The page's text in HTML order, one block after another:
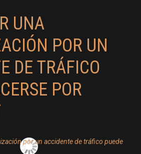
UNA
POR UN
DE TRÁFICO
POR